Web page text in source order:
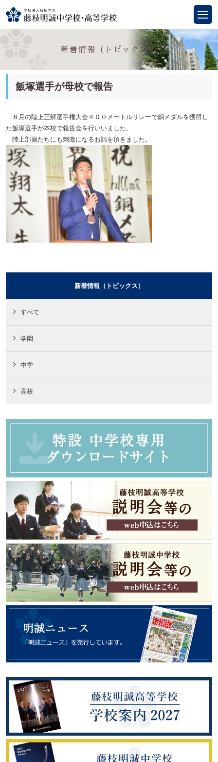
新着情報（トピックス）
飯塚選手が母校で報告
８月の陸上正解選手権大会４００メートルリレーで銅メダルを獲得し
た飯塚選手が本校で報告会を行いいました。
陸上部員たちにも刺激になるお話を頂きました。
新着情報（トピックス）
すべて
学園
中学
高校